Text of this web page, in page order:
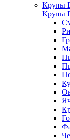
Крупы
Крупы